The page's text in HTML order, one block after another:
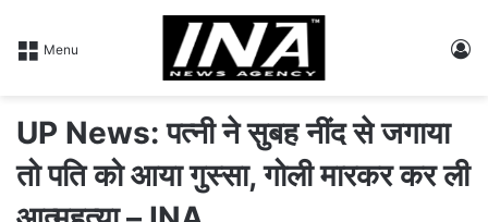
Menu
UP News: पत्नी ने सुबह नींद से जगाया
तो पति को आया गुस्सा, गोली मारकर कर ली